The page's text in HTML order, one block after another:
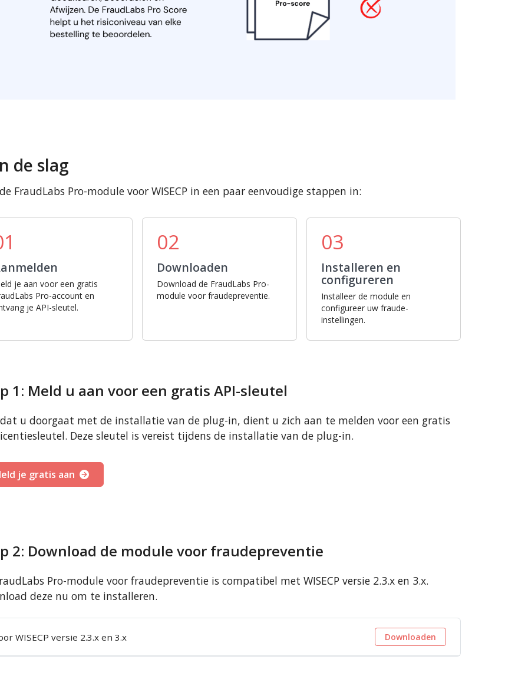
de slag
FraudLabs Pro-module voor WISECP in een paar eenvoudige stappen in:
je aan voor een gratis
Pro-account en
je API-sleutel.
02
Downloaden
Download de FraudLabs Pro-
module voor fraudepreventie.
03
Installeren en
configureren
Installeer de module en
configureer uw fraude-
instellingen.
1: Meld u aan voor een gratis API-sleutel
u doorgaat met de installatie van de plug-in, dient u zich aan te melden voor een gratis
Deze sleutel is vereist tijdens de installatie van de plug-in.
je gratis aan
2: Download de module voor fraudepreventie
Pro-module voor fraudepreventie is compatibel met WISECP versie 2.3.x en 3.x.
deze nu om te installeren.
WISECP versie 2.3.x en 3.x Downloaden